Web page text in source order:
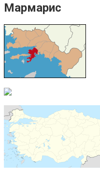
Мармарис